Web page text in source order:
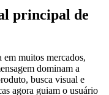
principal de
muitos mercados,
dominam a
busca visual e
agora guiam o usuário